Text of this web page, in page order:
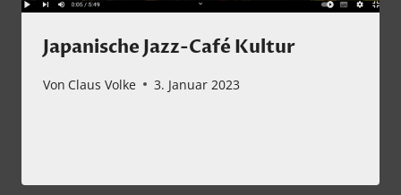
Japanische Jazz-Café Kultur
Von Claus Volke 3. Januar 2023